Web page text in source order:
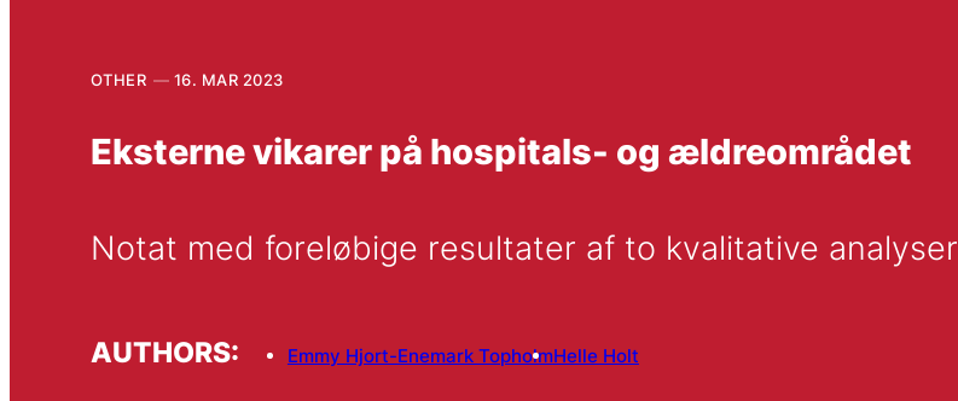
OTHER 16. MAR 2023
Eksterne vikarer på hospitals- og ældreområdet
Notat med foreløbige resultater af to kvalitative analyser
AUTHORS: Emmy Hjort-Enemark TopholmHelle Holt